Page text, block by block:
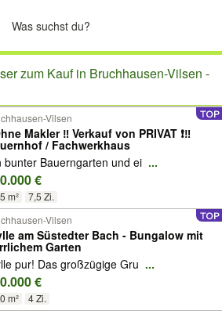
zum Kauf in Bruchhausen-Vilsen -
Vilsen
Makler ‼️ Verkauf von PRIVAT ❗️‼️
/ Fachwerkhaus
bunter Bauerngarten und ei ...
€
m² 7,5 Zi.
Vilsen
am Süstedter Bach - Bungalow mit
Garten
pur! Das großzügige Gru ...
€
m² 4 Zi.